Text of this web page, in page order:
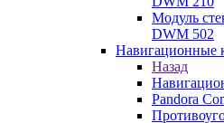
Модуль
DWM 502
Навигационные
Назад
Pandora